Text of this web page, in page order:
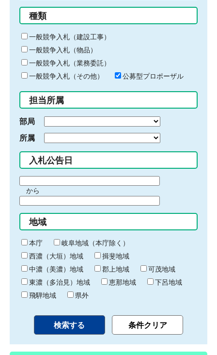
る
キ
ー
ワ
ー
ド
入
力
種類
一般競争入札（建設工事）
一般競争入札（物品）
一般競争入札（業務委託）
一般競争入札（その他）
公募型プロポーザル
担当所属
部局
所属
入札公告日
間
始
り
から
間
終
わ
り
地域
本庁
岐阜地域（本庁除く）
西濃（大垣）地域
揖斐地域
中濃（美濃）地域
郡上地域
可茂地域
東濃（多治見）地域
恵那地域
下呂地域
飛騨地域
県外